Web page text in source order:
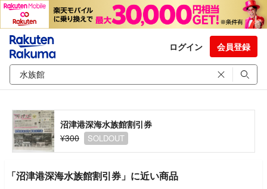
ログイン 会員登録
沼津港深海水族館割引券
¥300
SOLDOUT
「沼津港深海水族館割引券」に近い商品